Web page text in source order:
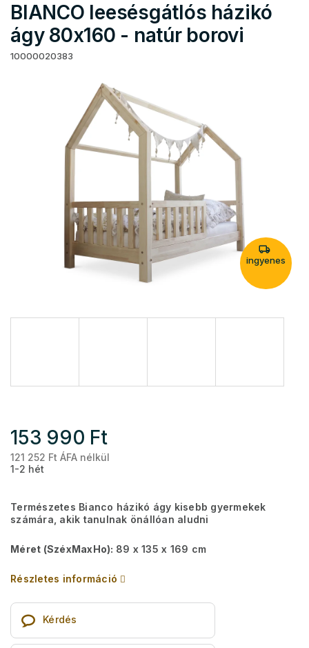
BIANCO leesésgátlós házikó
ágy 80x160 - natúr borovi
10000020383
ingyenes
153 990 Ft
121 252 Ft ÁFA nélkül
1-2 hét
Természetes Bianco házikó ágy kisebb gyermekek
számára, akik tanulnak önállóan aludni
Méret (SzéxMaxHo): 89 x 135 x 169 cm
Részletes információ
Kérdés